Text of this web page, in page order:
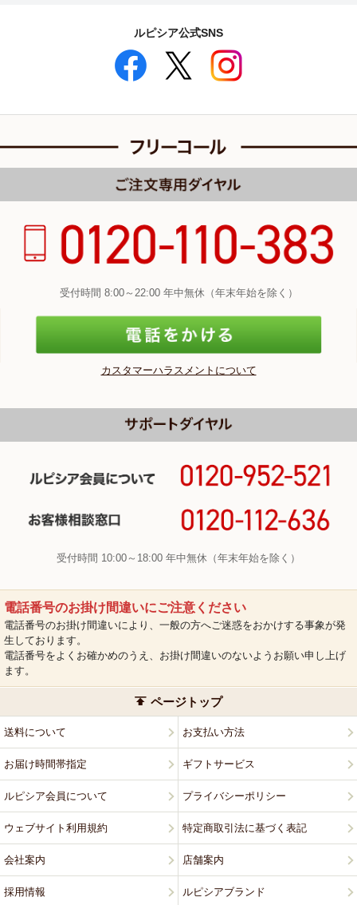
ルピシア公式SNS
受付時間 8:00～22:00 年中無休（年末年始を除く）
カスタマーハラスメントについて
受付時間 10:00～18:00 年中無休（年末年始を除く）
電話番号のお掛け間違いにご注意ください
電話番号のお掛け間違いにより、一般の方へご迷惑をおかけする事象が発
生しております。
電話番号をよくお確かめのうえ、お掛け間違いのないようお願い申し上げ
ます。
ページトップ
送料について お支払い方法
お届け時間帯指定 ギフトサービス
ルピシア会員について プライバシーポリシー
ウェブサイト利用規約 特定商取引法に基づく表記
会社案内 店舗案内
採用情報 ルピシアブランド